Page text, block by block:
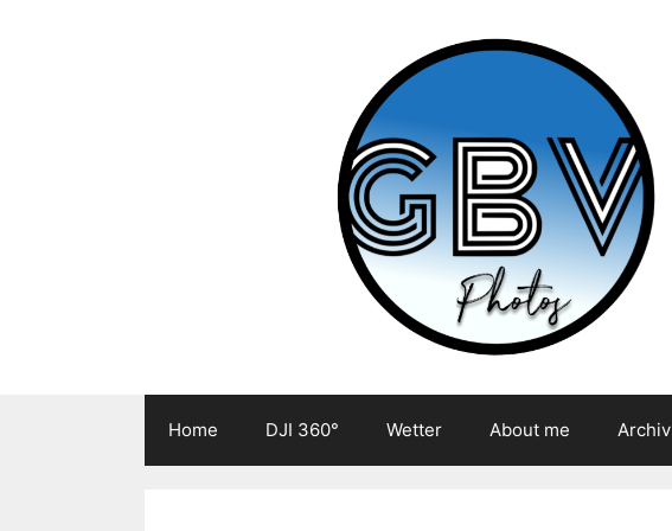
Home DJI 360° Wetter About me Archiv